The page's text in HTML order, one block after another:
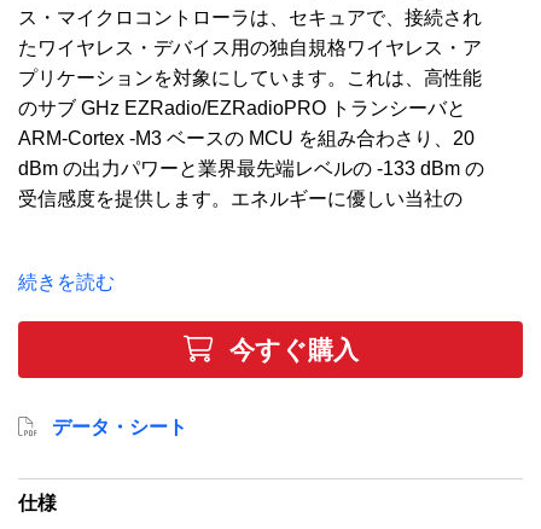
ス・マイクロコントローラは、セキュアで、接続され
たワイヤレス・デバイス用の独自規格ワイヤレス・ア
プリケーションを対象にしています。これは、高性能
のサブ GHz EZRadio/EZRadioPRO トランシーバと
ARM-Cortex -M3 ベースの MCU を組み合わさり、20
dBm の出力パワーと業界最先端レベルの -133 dBm の
受信感度を提供します。エネルギーに優しい当社の
の低電力消費が組み合わさり、バッテリー駆動アプリ
ケーションに最適なソリューションを提供します。こ
のデバイスには、256 kB フラッシュ、32 kB RAM、
38 GPIO ピン、4 x 16 ビット・タイマー、および多重
続きを読む
今すぐ購入
データ・シート
仕様